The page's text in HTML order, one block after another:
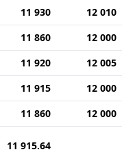
11 930
12 010
11 860
12 000
11 920
12 005
11 915
12 000
11 860
12 000
11 915.64